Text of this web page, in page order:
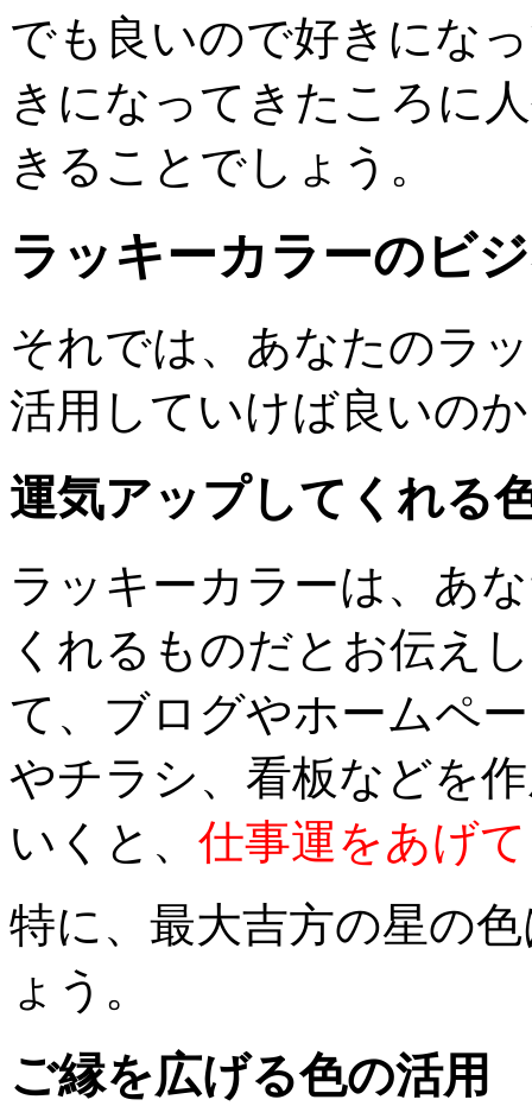
でも良いので好きにな
きになってきたころに
きることでしょう。
ラッキーカラーのビ
それでは、あなたのラ
活用していけば良いの
運気アップしてくれる
ラッキーカラーは、あ
くれるものだとお伝え
て、ブログやホームペ
やチラシ、看板などを
いくと、 仕事運をあげ
特に、最大吉方の星の
ょう。
ご縁を広げる色の活用